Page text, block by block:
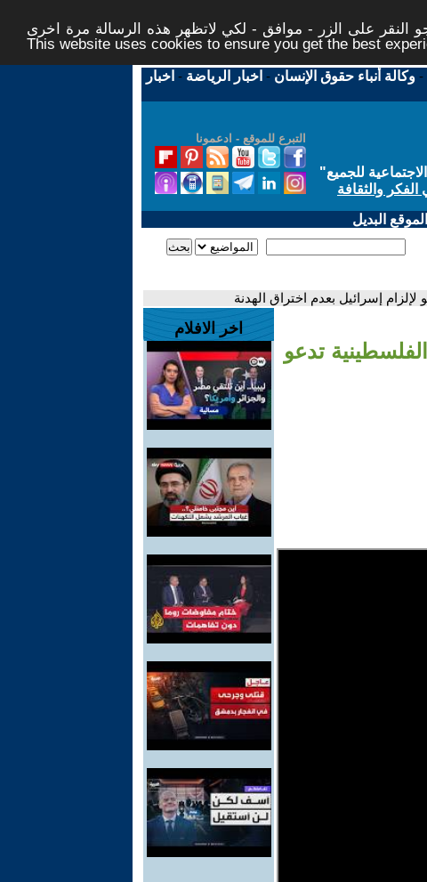
النقر على الزر - موافق - لكي لاتظهر هذه الرسالة مرة اخرى -
This website uses cookies to ensure you get the best
-وكالة أنباء حقوق الإنسان - اخبار الرياضة - اخبار
التبرع للموقع - ادعمونا
للجميع"
والثقافة
البديل
إسرائيل بعدم اختراق الهدنة
تدعو
اخر الافلام